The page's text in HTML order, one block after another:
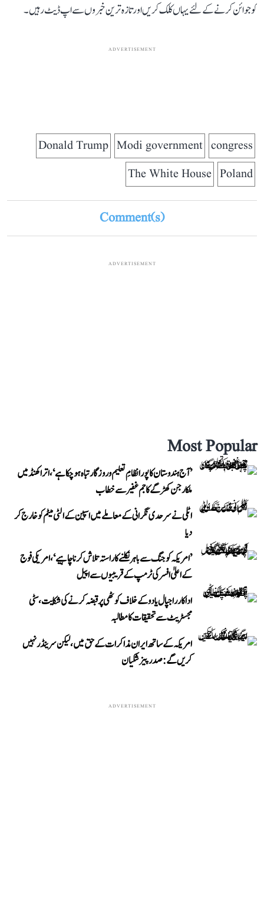
کو جوائن کرنے کے لئے یہاں کلک کریں اور تازہ ترین خبروں سے اپ ڈیٹ رہیں۔
ADVERTISEMENT
congress
Modi government
Donald Trump
Poland
The White House
Comment(s)
ADVERTISEMENT
Most Popular
’آج ہندوستان کا پورا نظامِ تعلیم و روزگار تباہ ہو چکا ہے‘، اتراکھنڈ میں
ملکارجن کھڑگے کا جم غفیر سے خطاب
اٹلی نے سرحدی نگرانی کے معاملے میں اسپین کے الٹی میٹم کو خارج کر
دیا
’امریکہ کو جنگ سے باہر نکلنے کا راستہ تلاش کرنا چاہیے‘، امریکی فوج
کے اعلیٰ افسر کی ٹرمپ کے قریبیوں سے اپیل
اداکار راجپال یادو کے خلاف کوٹھی پر قبضہ کرنے کی شکایت، سٹی
مجسٹریٹ سے تحقیقات کا مطالبہ
امریکہ کے ساتھ ایران مذاکرات کے حق میں، لیکن سرینڈر نہیں
کریں گے: صدر پیزشکیان
ADVERTISEMENT